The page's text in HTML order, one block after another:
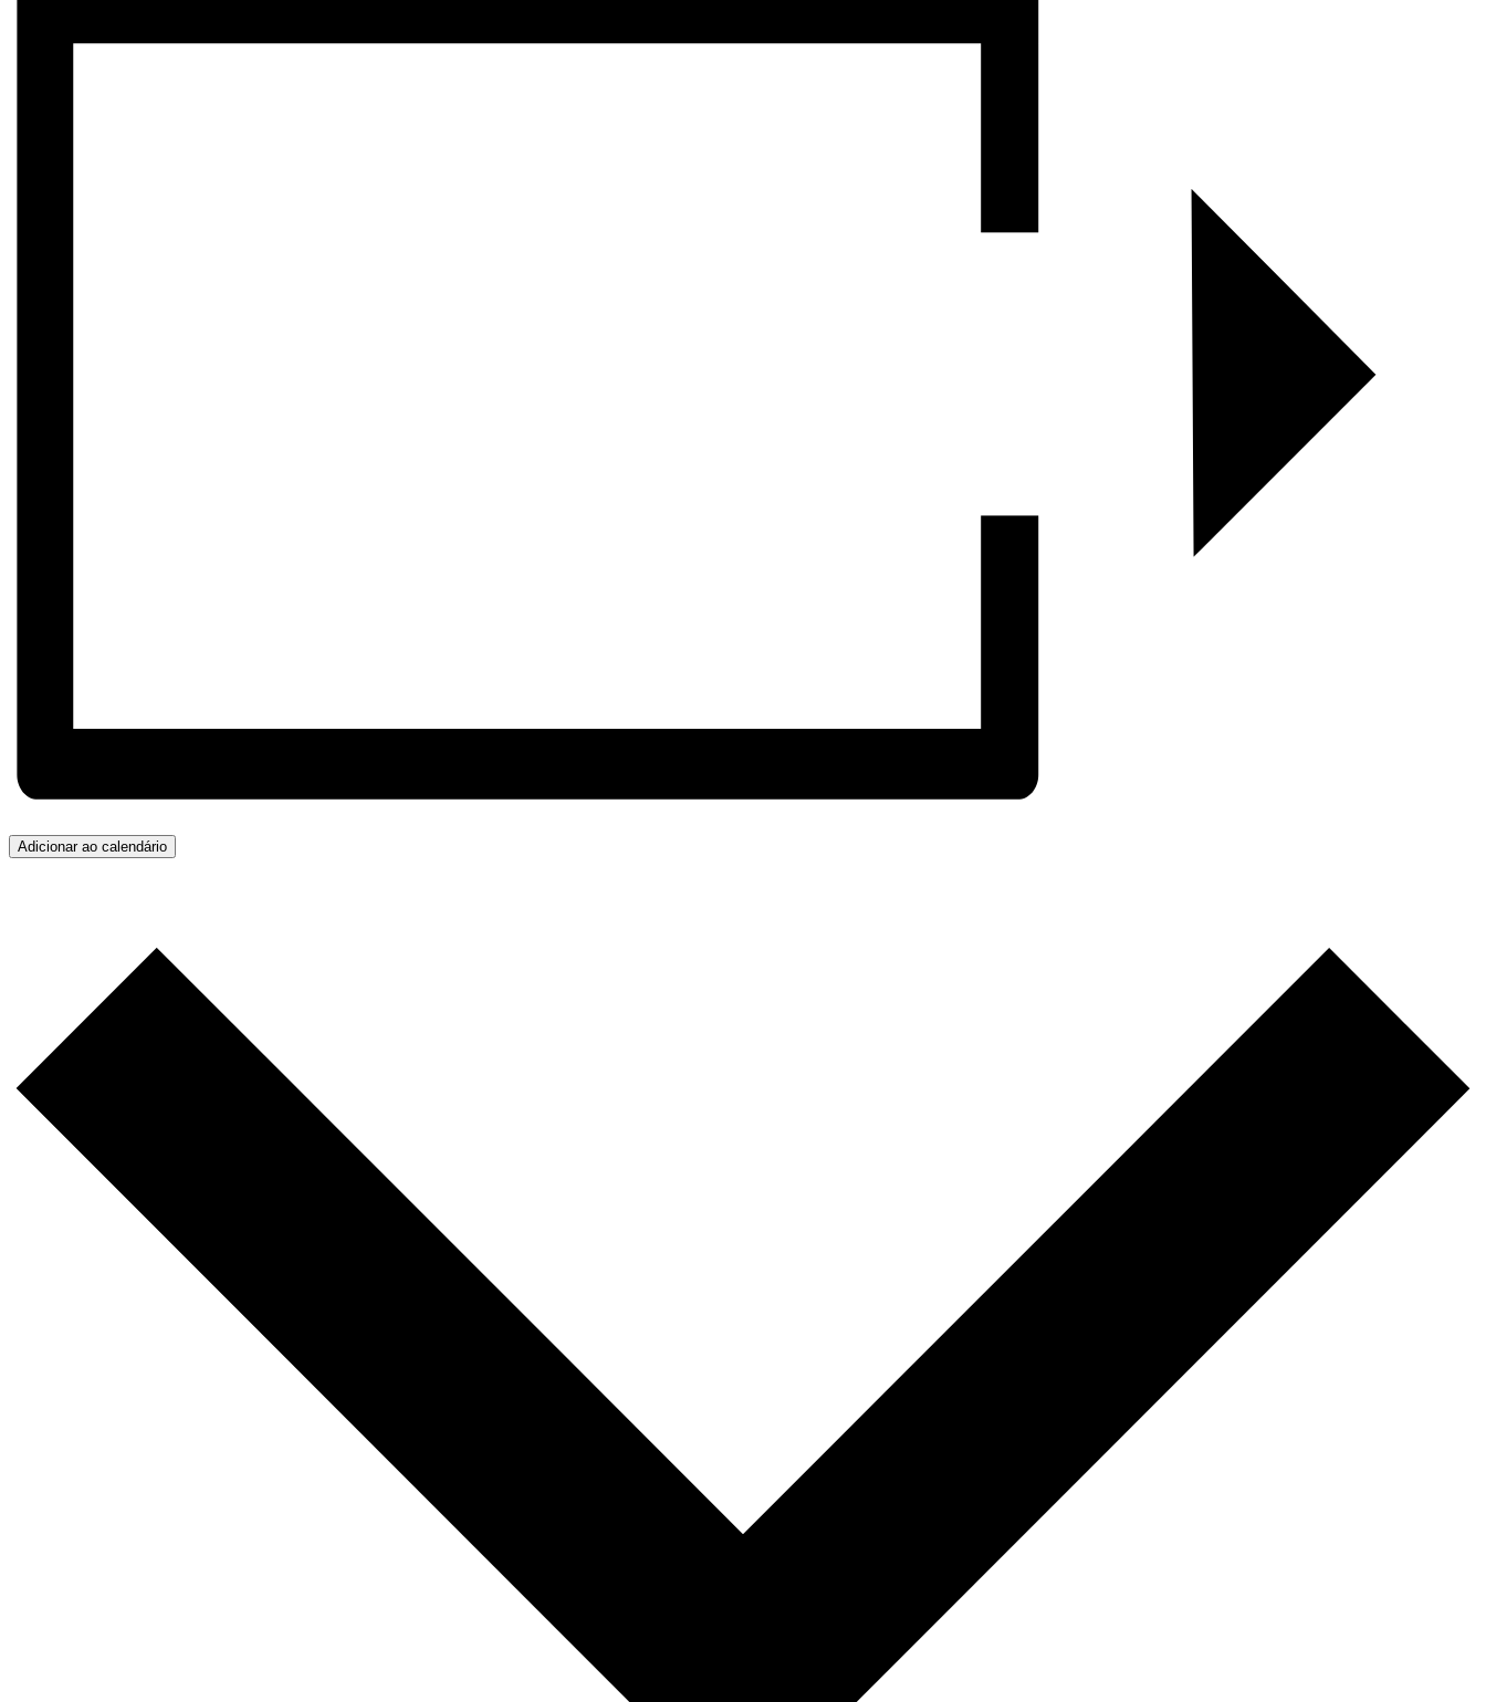
Adicionar ao calendário